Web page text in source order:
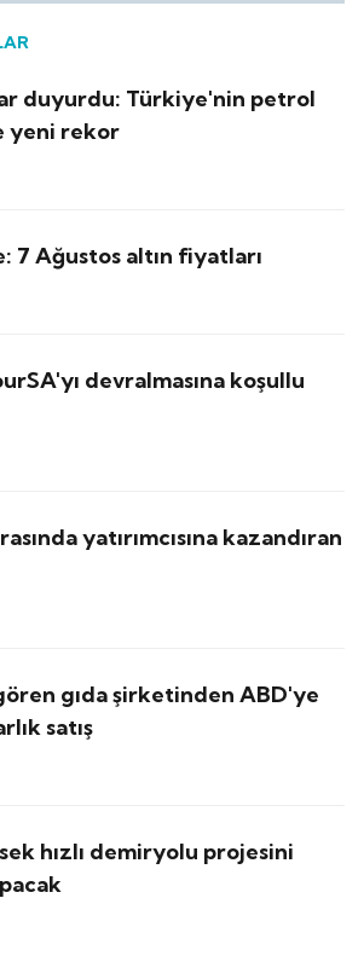
duyurdu: Türkiye'nin petrol
yeni rekor
7 Ağustos altın fiyatları
devralmasına koşullu
yatırımcısına kazandıran
gıda şirketinden ABD'ye
satış
hızlı demiryolu projesini